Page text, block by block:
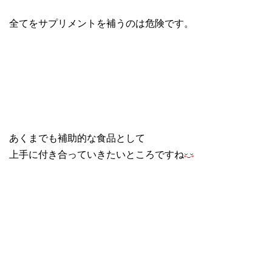
全てをサプリメントを補うのは危険です。
あくまでも補助的な食品として
上手に付き合っていきたいところですね